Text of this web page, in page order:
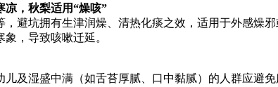
凉，秋梨适用“燥咳”
，避坑拥有生津润燥、清热化痰之效，适用于外感燥
，导致咳嗽迁延。
及湿盛中满（如舌苔厚腻、口中黏腻）的人群应避